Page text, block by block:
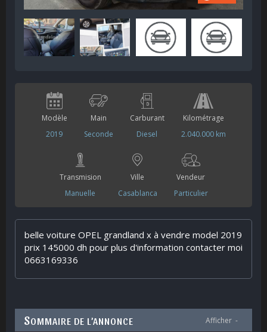
Modèle
2019
Main
Seconde
Carburant
Diesel
Kilométrage
2.040.000 km
Transmision
Manuelle
Ville
Casablanca
Vendeur
Particulier
belle voiture OPEL grandland x à vendre model 2019
prix 145000 dh pour plus d'information contacter moi
0663169336
SOMMAIRE DE L’ANNONCE Afficher -